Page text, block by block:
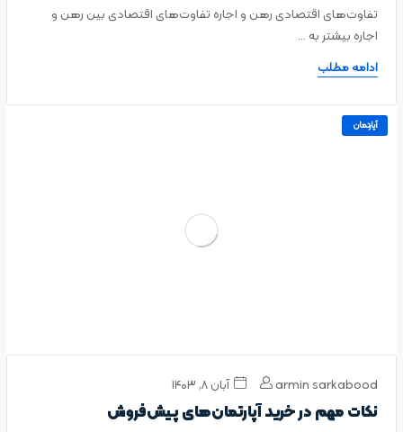
تفاوت‌های اقتصادی رهن و اجاره تفاوت‌های اقتصادی بین رهن و
اجاره بیشتر به ...
ادامه مطلب
آپارتمان
armin sarkabood آبان ۸, ۱۴۰۳
نکات مهم در خرید آپارتمان‌های پیش‌فروش